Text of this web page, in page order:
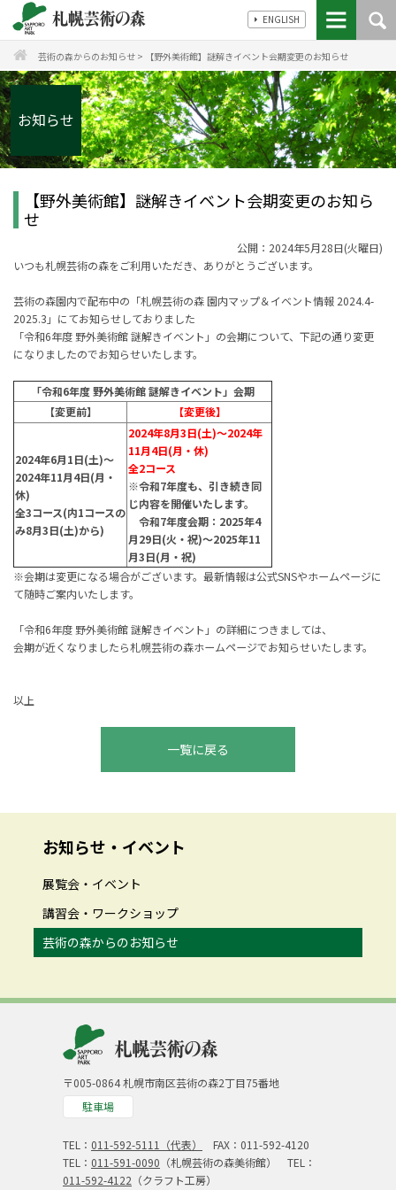
ENGLISH
芸術の森からのお知らせ > 【野外美術館】謎解きイベント会期変更のお知らせ
お知らせ
【野外美術館】謎解きイベント会期変更のお知ら
せ
公開：2024年5月28日(火曜日)
いつも札幌芸術の森をご利用いただき、ありがとうございます。
芸術の森園内で配布中の「札幌芸術の森 園内マップ＆イベント情報 2024.4-
2025.3」にてお知らせしておりました
「令和6年度 野外美術館 謎解きイベント」の会期について、下記の通り変更
になりましたのでお知らせいたします。
「令和6年度 野外美術館 謎解きイベント」会期
【変更前】
【変更後】
2024年6月1日(土)～
2024年11月4日(月・
休)
全3コース(内1コースの
み8月3日(土)から)
2024年8月3日(土)～2024年
11月4日(月・休)
全2コース
※令和7年度も、引き続き同
じ内容を開催いたします。
令和7年度会期：2025年4
月29日(火・祝)～2025年11
月3日(月・祝)
※会期は変更になる場合がございます。最新情報は公式SNSやホームページに
て随時ご案内いたします。
「令和6年度 野外美術館 謎解きイベント」の詳細につきましては、
会期が近くなりましたら札幌芸術の森ホームページでお知らせいたします。
以上
一覧に戻る
お知らせ・イベント
展覧会・イベント
講習会・ワークショップ
芸術の森からのお知らせ
〒005-0864 札幌市南区芸術の森2丁目75番地
駐車場
TEL： 011-592-5111（代表）
FAX：011-592-4120
TEL： 011-591-0090 （札幌芸術の森美術館） TEL：
011-592-4122 （クラフト工房）